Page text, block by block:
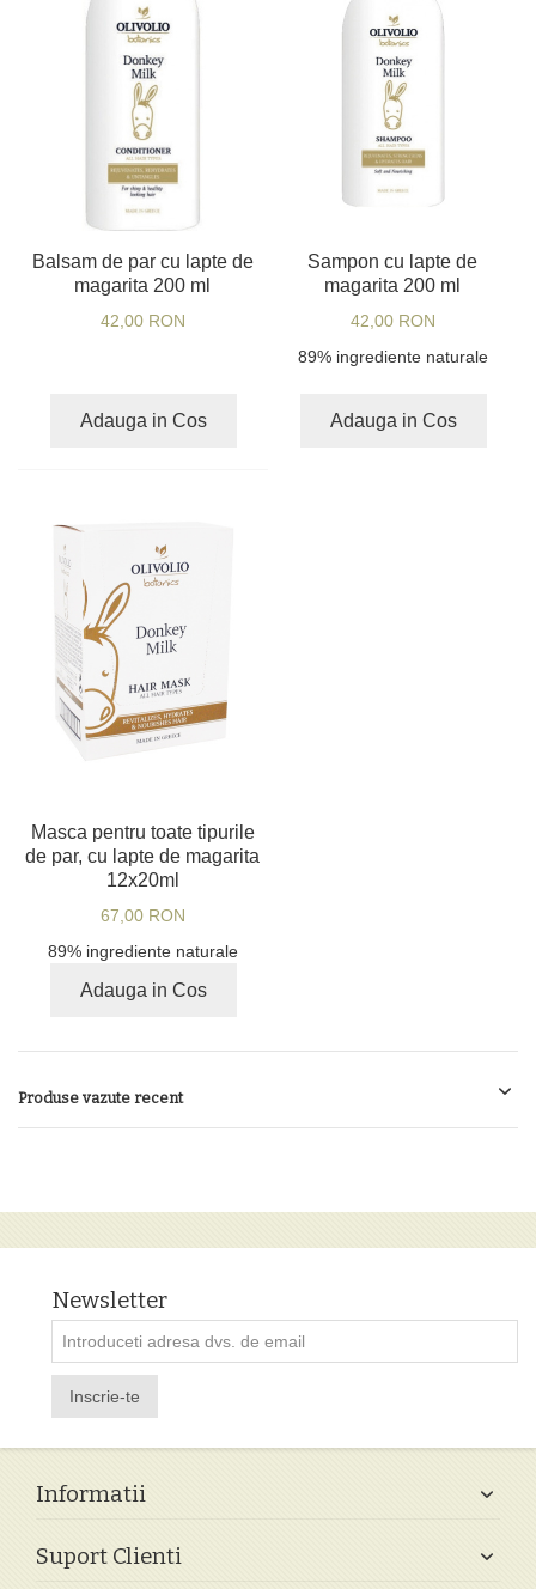
Balsam de par cu lapte de
magarita 200 ml
42,00 RON
Adauga in Cos
Sampon cu lapte de
magarita 200 ml
42,00 RON
89% ingrediente naturale
Adauga in Cos
Masca pentru toate tipurile
de par, cu lapte de magarita
12x20ml
67,00 RON
89% ingrediente naturale
Adauga in Cos
Produse vazute recent
Newsletter
Inscrie-te
Informatii
Suport Clienti